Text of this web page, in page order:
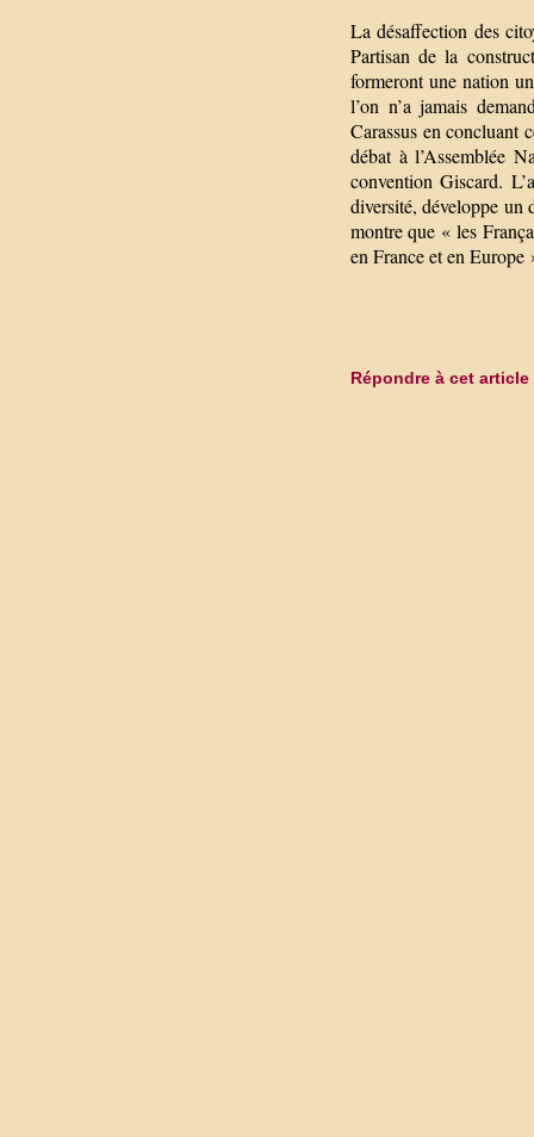
La désaffection des
Partisan de la
formeront une nation
l’on n’a jamais
Carassus en concluant
débat à l’Assemblée
convention Giscard.
diversité, développe un
montre que « les
en France et en Europe
Répondre à cet article